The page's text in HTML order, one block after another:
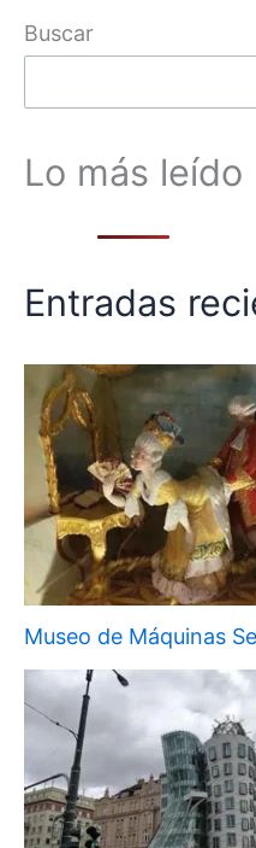
Buscar
Lo más leído
Entradas
Museo de Máquinas